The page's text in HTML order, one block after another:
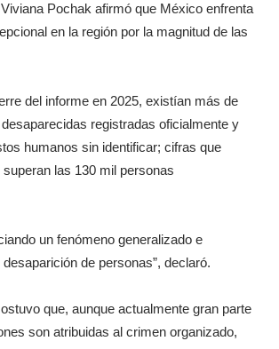
Pochak afirmó que México enfrenta
en la región por la magnitud de las
del informe en 2025, existían más de
registradas oficialmente y
humanos sin identificar; cifras que
las 130 mil personas
un fenómeno generalizado e
de personas”, declaró.
que, aunque actualmente gran parte
son atribuidas al crimen organizado,